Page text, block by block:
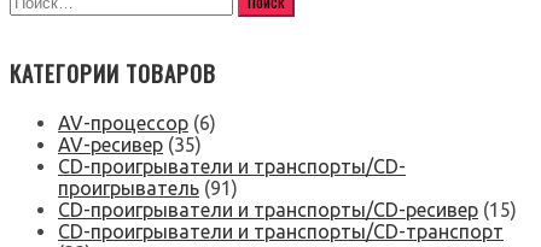
КАТЕГОРИИ ТОВАРОВ
AV-процессор (6)
AV-ресивер (35)
CD-проигрыватели и транспорты/CD-
проигрыватель (91)
CD-проигрыватели и транспорты/CD-ресивер (15)
CD-проигрыватели и транспорты/CD-транспорт